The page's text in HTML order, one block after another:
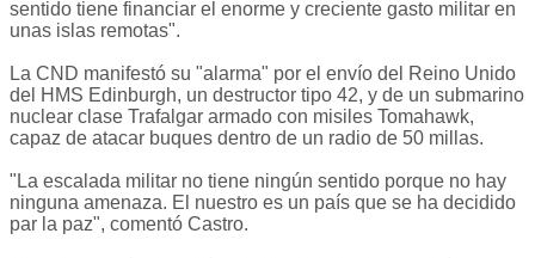
sentido tiene financiar el enorme y creciente gasto militar en
unas islas remotas".
La CND manifestó su "alarma" por el envío del Reino Unido
del HMS Edinburgh, un destructor tipo 42, y de un submarino
nuclear clase Trafalgar armado con misiles Tomahawk,
capaz de atacar buques dentro de un radio de 50 millas.
"La escalada militar no tiene ningún sentido porque no hay
ninguna amenaza. El nuestro es un país que se ha decidido
par la paz", comentó Castro.